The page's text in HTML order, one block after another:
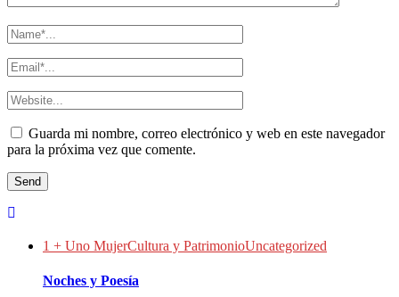
Guarda mi nombre, correo electrónico y web en este navegador
para la próxima vez que comente.
1 + Uno MujerCultura y PatrimonioUncategorized
Noches y Poesía